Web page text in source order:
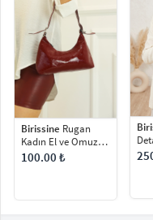
Birissine Rugan
Kadın El ve Omuz
Çantası
100.00 ₺